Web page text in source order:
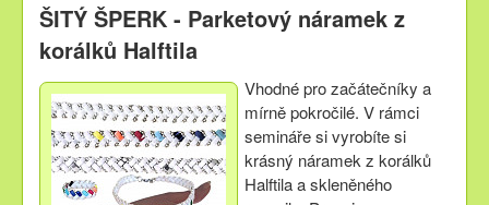
ŠITÝ ŠPERK - Parketový náramek z
korálků Halftila
Vhodné pro začátečníky a
mírně pokročilé. V rámci
semináře si vyrobíte si
krásný náramek z korálků
Halftila a skleněného